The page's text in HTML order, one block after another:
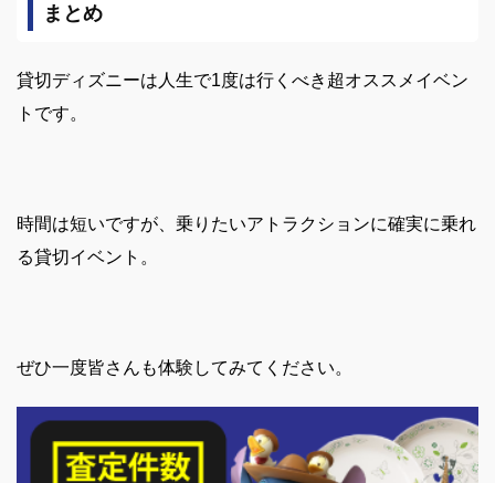
まとめ
貸切ディズニーは人生で1度は行くべき超オススメイベン
トです。
時間は短いですが、乗りたいアトラクションに確実に乗れ
る貸切イベント。
ぜひ一度皆さんも体験してみてください。